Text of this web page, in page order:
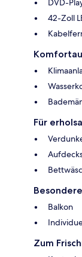
DVD-
42-Zoll
Für
Balkon
Zum